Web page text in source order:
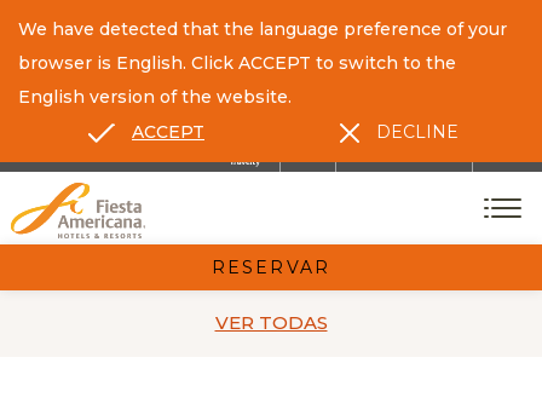
CONTACTO
RESERVAR
We have detected that the language preference of your
browser is English. Click ACCEPT to switch to the
English version of the website.
ACCEPT
DECLINE
VER TODAS